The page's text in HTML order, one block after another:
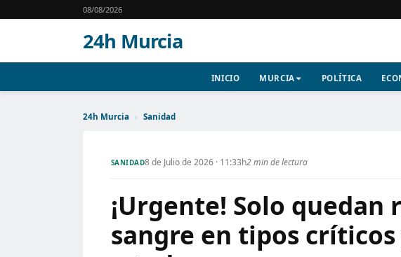
08/08/2026
24h Murcia
INICIO MURCIA POLÍTICA
24h Murcia › Sanidad
SANIDAD8 de Julio de 2026 · 11:33h2 min de lectura
¡Urgente! Solo quedan
sangre en tipos